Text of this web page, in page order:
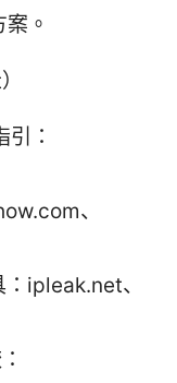
。
：
、
ipleak.net、